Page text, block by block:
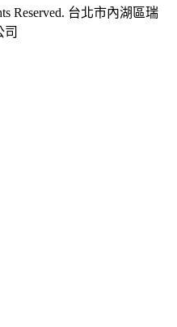
Reserved. 台北市內湖區瑞